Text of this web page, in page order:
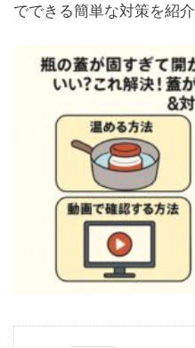
でできる簡単な対策を紹介